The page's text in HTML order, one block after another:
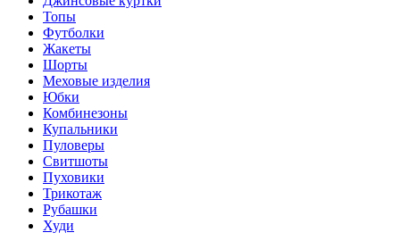
Топы
Футболки
Жакеты
Шорты
Меховые изделия
Юбки
Комбинезоны
Купальники
Пуловеры
Свитшоты
Пуховики
Трикотаж
Рубашки
Худи